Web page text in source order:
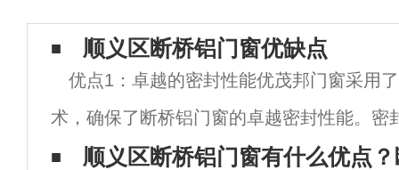
顺义区断桥铝门窗优缺点
优点1：卓越的密封性能优茂邦门窗采用
术，确保了断桥铝门窗的卓越密封性能。密
接关系到门窗的隔音、防尘和防水效果。断
顺义区断桥铝门窗有什么优点